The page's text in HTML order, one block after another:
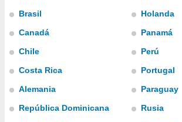
y análisis
en
perfil
y
Brasil
Canadá
Chile
Costa Rica
Alemania
República Dominicana
Holanda
Panamá
Perú
Portugal
Paraguay
Rusia